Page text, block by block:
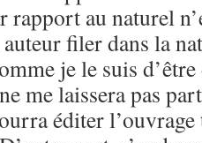
rapport au naturel
filer dans la
je le suis
me laissera pas
éditer